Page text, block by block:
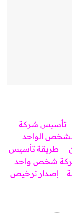
تأسيس شركة
الواحد
طريقة تأسيس
شخص واحد
إصدار ترخيص